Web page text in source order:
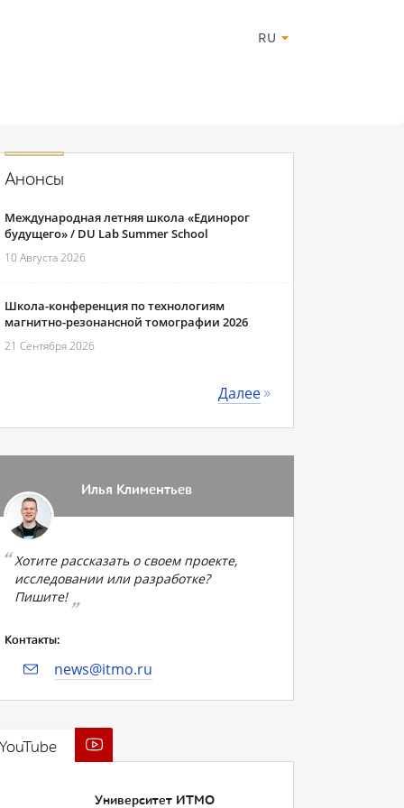
RU
Анонсы
Международная летняя школа «Единорог
будущего» / DU Lab Summer School
10 Августа 2026
Школа-конференция по технологиям
магнитно-резонансной томографии 2026
21 Сентября 2026
Далее
Илья Климентьев
Хотите рассказать о своем проекте,
исследовании или разработке?
Пишите!
Контакты:
news@itmo.ru
Университет ИТМО